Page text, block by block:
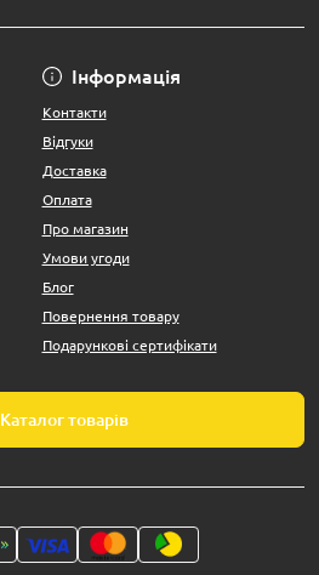
Інформація
Контакти
Відгуки
Доставка
Оплата
Про магазин
Умови угоди
Блог
Повернення товару
Подарункові сертифікати
Каталог товарів